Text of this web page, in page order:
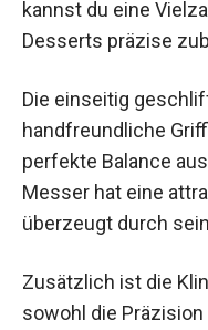
kannst du eine
Desserts präzise
Die einseitig
handfreundliche
perfekte Balance
Messer hat eine
überzeugt durch
Zusätzlich ist die
sowohl die